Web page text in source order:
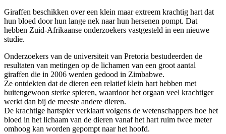
Giraffen beschikken over een klein maar extreem krachtig hart dat
hun bloed door hun lange nek naar hun hersenen pompt. Dat
hebben Zuid-Afrikaanse onderzoekers vastgesteld in een nieuwe
studie.
Onderzoekers van de universiteit van Pretoria bestudeerden de
resultaten van metingen op de lichamen van een groot aantal
giraffen die in 2006 werden gedood in Zimbabwe.
Ze ontdekten dat de dieren een relatief klein hart hebben met
buitengewoon sterke spieren, waardoor het orgaan veel krachtiger
werkt dan bij de meeste andere dieren.
De krachtige hartspier verklaart volgens de wetenschappers hoe het
bloed in het lichaam van de dieren vanaf het hart ruim twee meter
omhoog kan worden gepompt naar het hoofd.